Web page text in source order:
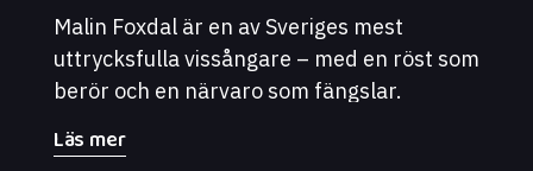
Malin Foxdal är en av Sveriges mest
uttrycksfulla vissångare – med en röst som
berör och en närvaro som fängslar.
Knagg turnerar hon i Västernorrland med
Läs mer